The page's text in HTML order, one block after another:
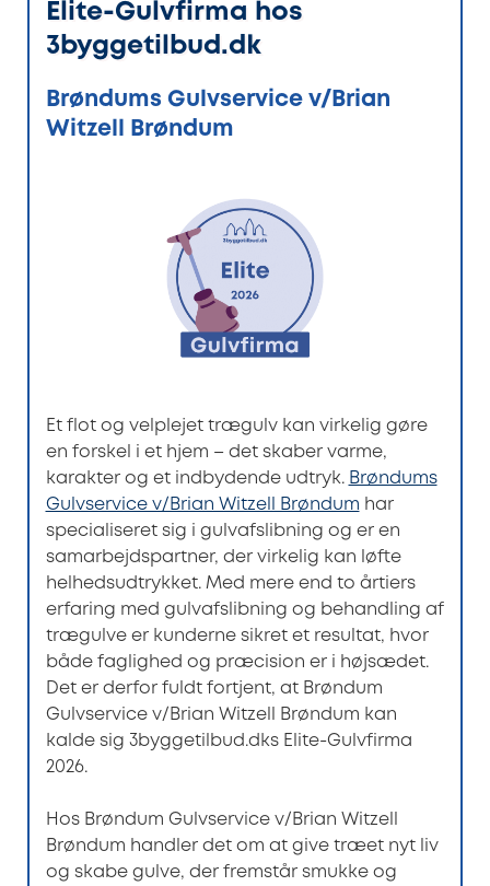
Elite-Gulvfirma hos
3byggetilbud.dk
Brøndums Gulvservice v/Brian
Witzell Brøndum
Et flot og velplejet trægulv kan virkelig gøre
en forskel i et hjem – det skaber varme,
karakter og et indbydende udtryk. Brøndums
Gulvservice v/Brian Witzell Brøndum har
specialiseret sig i gulvafslibning og er en
samarbejdspartner, der virkelig kan løfte
helhedsudtrykket. Med mere end to årtiers
erfaring med gulvafslibning og behandling af
trægulve er kunderne sikret et resultat, hvor
både faglighed og præcision er i højsædet.
Det er derfor fuldt fortjent, at Brøndum
Gulvservice v/Brian Witzell Brøndum kan
kalde sig 3byggetilbud.dks Elite-Gulvfirma
2026.
Hos Brøndum Gulvservice v/Brian Witzell
Brøndum handler det om at give træet nyt liv
og skabe gulve, der fremstår smukke og